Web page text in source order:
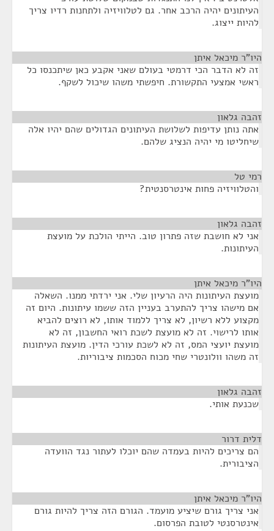
העיתונים יהיה הרכב אחר. גם לטלוויזיה ולתחנות רדיו צריך
להיות ייצוג.
היו"ר מיכאל איתן
זה לא הדבר הכי דרמטי בעולם שאני אקבע כאן שיתכנסו כל
ראשי אמצעי התקשורת. חיפשתי משהו שיכול לשקף.
זהבה גלאון
אתה נותן עדיפות לשלושת העיתונים הגדולים שהם יהיו אלה
שיחליטו מי יהיה הנציג שלהם.
רמי טל
והטלוויזיה פחות אינטרסנטית?
זהבה גלאון
אני לא חושבת שזה פתרון טוב. הייתי הולכת על מועצת
העיתונות.
היו"ר מיכאל איתן
מועצת העיתונות היה הרעיון שלי. אני ירדתי ממנו. השאלה
אם מישהו צריך להתערב בעניין הזה ששמו עיתונות. היום זה
מקצוע ללא רשיון, לא צריך ללמוד אותו, לא רוצים להביא
אותו לרישוי. זה לא מועצת לשכת רואי החשבון, זה לא
מועצת יועצי המס, זה לא לשכת עורכי הדין. מועצת העיתונות
זה משהו וולונטרי שחי מכוח הסכמות ציבוריות.
זהבה גלאון
שכנעת אותי.
דלית דרור
הם צריכים להיות בעמדה שהם יוכלו לעתור נגד הוועדה
הציבורית.
היו"ר מיכאל איתן
אני צריך גורם שיציע מועמד. הגורם הזה צריך להיות גורם
אינטרסנטי לטובת הפרסום.